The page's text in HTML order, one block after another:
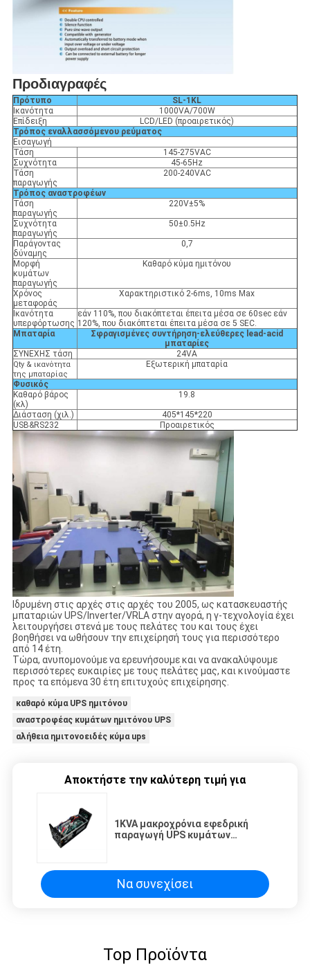
Προδιαγραφές
Πρότυπο
SL-1KL
Ικανότητα
1000VA/700W
Επίδειξη
LCD/LED (προαιρετικός)
Τρόπος εναλλασσόμενου ρεύματος
Εισαγωγή
Τάση
145-275VAC
Συχνότητα
45-65Hz
Τάση
παραγωγής
200-240VAC
Τρόπος αναστροφέων
Τάση
παραγωγής
220V±5%
Συχνότητα
παραγωγής
50±0.5Hz
Παράγοντας
δύναμης
0,7
Μορφή
κυμάτων
παραγωγής
Καθαρό κύμα ημιτόνου
Χρόνος
μεταφοράς
Χαρακτηριστικό 2-6ms, 10ms Max
Ικανότητα
υπερφόρτωσης
εάν 110%, που διακόπτεται έπειτα μέσα σε 60sec εάν
120%, που διακόπτεται έπειτα μέσα σε 5 SEC.
Μπαταρία
Σφραγισμένες συντήρηση-ελεύθερες lead-acid
μπαταρίες
ΣΥΝΕΧΗΣ τάση
24VA
Qty & ικανότητα
της μπαταρίας
Εξωτερική μπαταρία
Φυσικός
Καθαρό βάρος
(κλ)
19.8
Διάσταση (χιλ.)
405*145*220
USB&RS232
Προαιρετικός
Ιδρυμένη στις αρχές στις αρχές του 2005, ως κατασκευαστής
μπαταριών UPS/Inverter/VRLA στην αγορά, η γ-τεχνολογία έχει
λειτουργήσει στενά με τους πελάτες του και τους έχει
βοηθήσει να ωθήσουν την επιχείρησή τους για περισσότερο
από 14 έτη.
Τώρα, ανυπομονούμε να ερευνήσουμε και να ανακαλύψουμε
περισσότερες ευκαιρίες με τους πελάτες μας, και κινούμαστε
προς τα επόμενα 30 έτη επιτυχούς επιχείρησης.
καθαρό κύμα UPS ημιτόνου
αναστροφέας κυμάτων ημιτόνου UPS
αλήθεια ημιτονοειδές κύμα ups
Αποκτήστε την καλύτερη τιμή για
1KVA μακροχρόνια εφεδρική
παραγωγή UPS κυμάτων
Να συνεχίσει
Top Προϊόντα